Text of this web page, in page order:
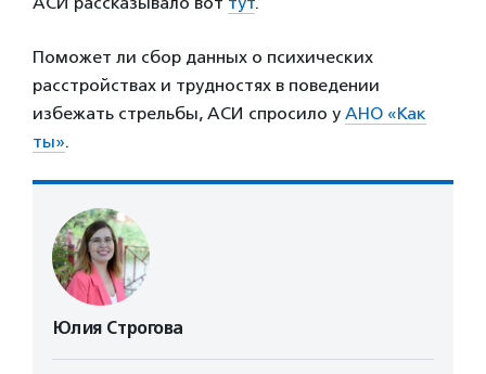
Поможет ли сбор данных о психических
расстройствах и трудностях в поведении
избежать стрельбы, АСИ спросило у АНО «Как
ты».
Юлия Строгова